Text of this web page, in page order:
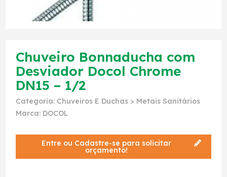
Chuveiro Bonnaducha com
Desviador Docol Chrome
DN15 – 1/2
Categoria: Chuveiros E Duchas > Metais Sanitários
Marca: DOCOL
Entre ou Cadastre-se para solicitar
orçamento!